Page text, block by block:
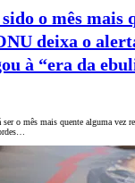
o mês mais
deixa o
à “era da
ser o mês mais quente alguma vez